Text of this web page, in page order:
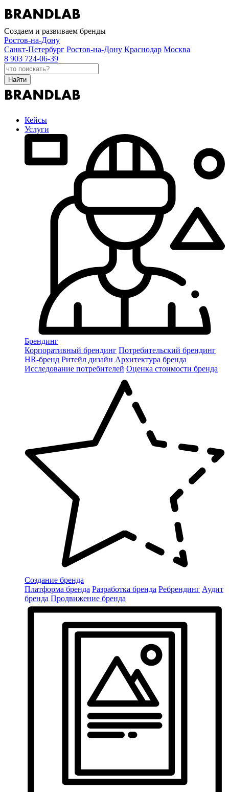
Создаем и развиваем бренды
Ростов-на-Дону
Санкт-Петербург Ростов-на-Дону Краснодар Москва
8 903 724-06-39
Найти
Кейсы
Услуги
Брендинг
Корпоративный брендинг Потребительский брендинг
НR-бренд Ритейл дизайн Архитектура бренда
Исследование потребителей Оценка стоимости бренда
Создание бренда
Платформа бренда Разработка бренда Ребрендинг Аудит
бренда Продвижение бренда